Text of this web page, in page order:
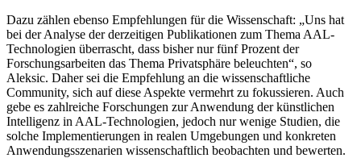
Dazu zählen ebenso Empfehlungen für die Wissenschaft: „Uns hat
bei der Analyse der derzeitigen Publikationen zum Thema AAL-
Technologien überrascht, dass bisher nur fünf Prozent der
Forschungsarbeiten das Thema Privatsphäre beleuchten“, so
Aleksic. Daher sei die Empfehlung an die wissenschaftliche
Community, sich auf diese Aspekte vermehrt zu fokussieren. Auch
gebe es zahlreiche Forschungen zur Anwendung der künstlichen
Intelligenz in AAL-Technologien, jedoch nur wenige Studien, die
solche Implementierungen in realen Umgebungen und konkreten
Anwendungsszenarien wissenschaftlich beobachten und bewerten.